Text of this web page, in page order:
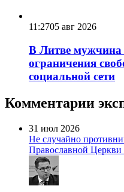
11:2705 авг 2026
В Литве мужчина
ограничения
социальной сети
Комментарии
31 июл 2026
Не случайно
Православной Церкви